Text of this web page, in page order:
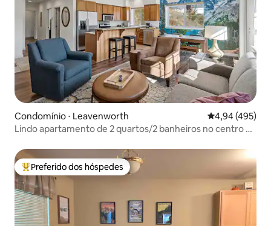
Condomínio ⋅ Leavenworth 4,94 de uma
4,94 (495)
Lindo apartamento de 2 quartos/2 banheiros no centro de
Entre os melhores preferidos dos hóspedes
Preferido dos hóspedes